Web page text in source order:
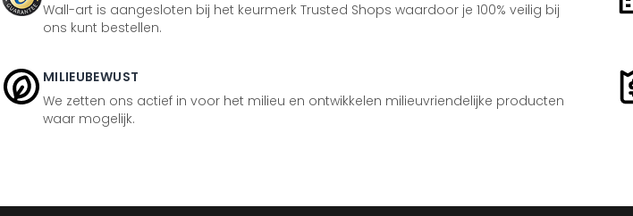
Wall-art is aangesloten bij het keurmerk Trusted Shops waardoor je 100% veilig bij
ons kunt bestellen.
MILIEUBEWUST
We zetten ons actief in voor het milieu en ontwikkelen milieuvriendelijke producten
waar mogelijk.